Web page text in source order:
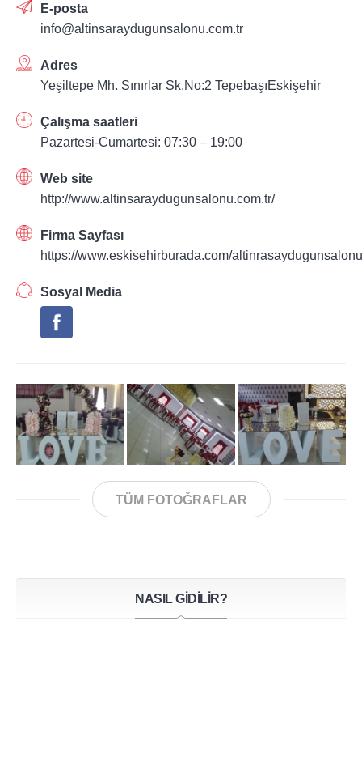
E-posta
info@altinsaraydugunsalonu.com.tr
Adres
Yeşiltepe Mh. Sınırlar Sk.No:2 TepebaşıEskişehir
Çalışma saatleri
Pazartesi-Cumartesi: 07:30 – 19:00
Web site
http://www.altinsaraydugunsalonu.com.tr/
Firma Sayfası
https://www.eskisehirburada.com/altinrasaydugunsalonu
Sosyal Media
TÜM FOTOĞRAFLAR
NASIL GİDİLİR?